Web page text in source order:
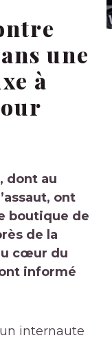
une
à
dont au
ont
boutique de
de la
cœur du
informé
internaute